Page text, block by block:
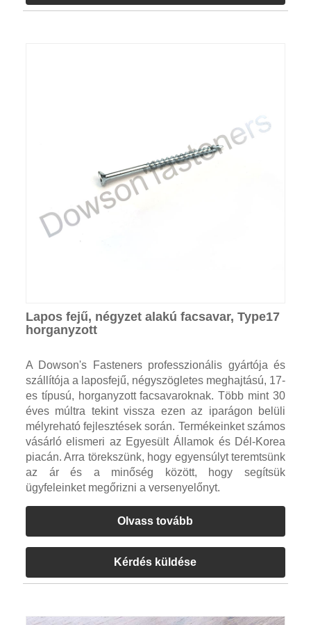
Lapos fejű, négyzet alakú facsavar, Type17
horganyzott
A Dowson's Fasteners professzionális gyártója és
szállítója a laposfejű, négyszögletes meghajtású, 17-
es típusú, horganyzott facsavaroknak. Több mint 30
éves múltra tekint vissza ezen az iparágon belüli
mélyreható fejlesztések során. Termékeinket számos
vásárló elismeri az Egyesült Államok és Dél-Korea
piacán. Arra törekszünk, hogy egyensúlyt teremtsünk
az ár és a minőség között, hogy segítsük
ügyfeleinket megőrizni a versenyelőnyt.
Olvass tovább
Kérdés küldése